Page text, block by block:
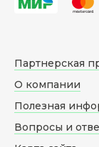
Партнерская
О компании
Полезная
Вопросы и